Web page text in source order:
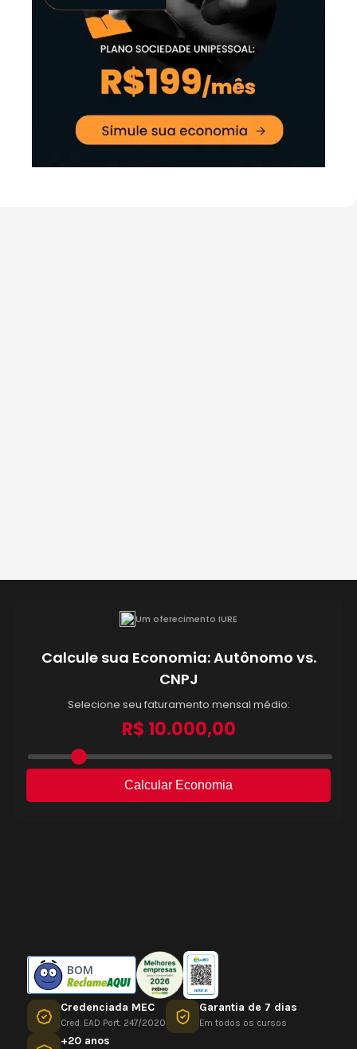
BOM
Credenciada MEC
Cred. EAD Port. 247/2020
Garantia de 7 dias
Em todos os cursos
+20 anos